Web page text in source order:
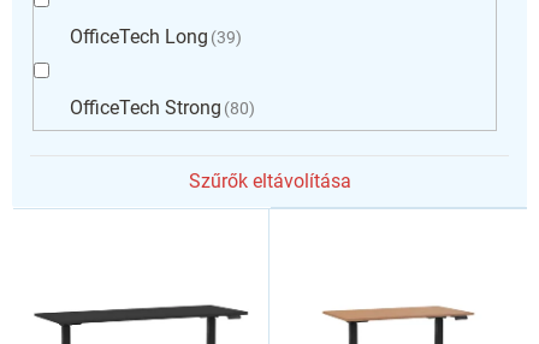
OfficeTech Long 39
OfficeTech Strong 80
Szűrők eltávolítása
T